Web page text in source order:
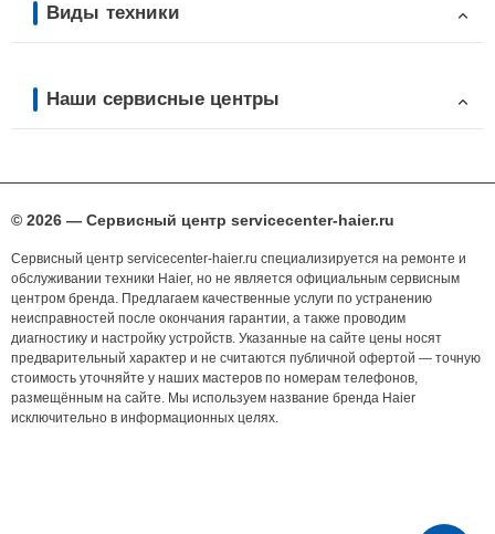
Виды техники
Наши сервисные центры
© 2026 — Сервисный центр servicecenter-haier.ru
Сервисный центр servicecenter-haier.ru специализируется на ремонте и
обслуживании техники Haier, но не является официальным сервисным
центром бренда. Предлагаем качественные услуги по устранению
неисправностей после окончания гарантии, а также проводим
диагностику и настройку устройств. Указанные на сайте цены носят
предварительный характер и не считаются публичной офертой — точную
стоимость уточняйте у наших мастеров по номерам телефонов,
размещённым на сайте. Мы используем название бренда Haier
исключительно в информационных целях.